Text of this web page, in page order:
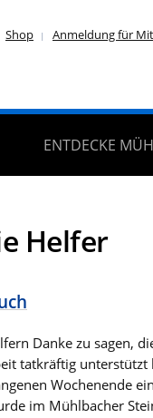
Shop Anmeldung für
ENTDECKE
Helfer
Danke zu sagen,
tatkräftig unterstützt
Wochenende
im Mühlbacher